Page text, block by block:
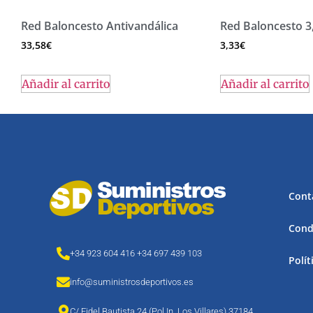
Red Baloncesto Antivandálica
33,58€
Añadir al carrito
Red Baloncesto
3,33€
Añadir al carrito
+34 923 604 416 +34 697 439 103
info@suministrosdeportivos.es